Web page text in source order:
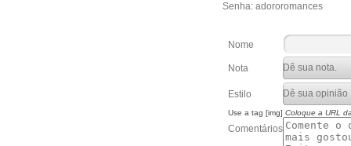
Senha: adororomances
Nome
Nota
Estilo
Use a tag [img] Coloque a URL
Comentários